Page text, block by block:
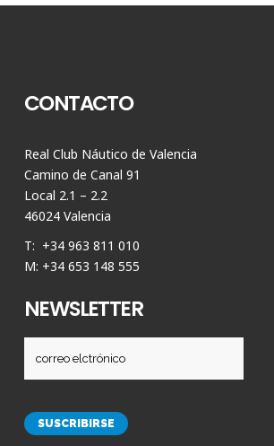
CONTACTO
Real Club Náutico de Valencia
Camino de Canal 91
Local 2.1 – 2.2
46024 Valencia
T: +34 963 811 010
M: +34 653 148 555
NEWSLETTER